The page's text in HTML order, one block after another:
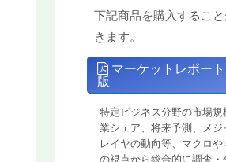
下記商品を購入するこ
きます。
マーケットレポート
版
特定ビジネス分野の市場規
業シェア、将来予測、メジ
レイヤの動向等、マクロや
の視点から総合的に調査・